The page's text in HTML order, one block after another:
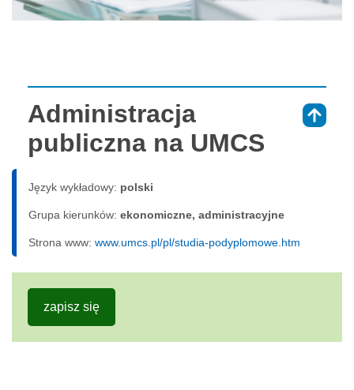
Administracja
publiczna na UMCS
Język wykładowy: polski
Grupa kierunków: ekonomiczne, administracyjne
Strona www: www.umcs.pl/pl/studia-podyplomowe.htm
zapisz się